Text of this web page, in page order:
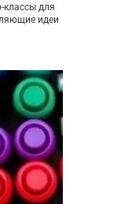
классы для
идеи